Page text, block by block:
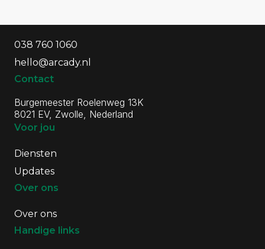
038 760 1060
hello@arcady.nl
Contact
Burgemeester Roelenweg 13K
8021 EV, Zwolle, Nederland
Voor jou
Diensten
Updates
Over ons
Over ons
Handige links